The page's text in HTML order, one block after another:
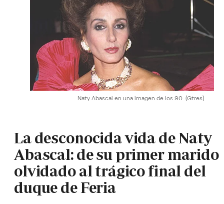
Naty Abascal en una imagen de los 90. (Gtres)
La desconocida vida de Naty
Abascal: de su primer marido
olvidado al trágico final del
duque de Feria